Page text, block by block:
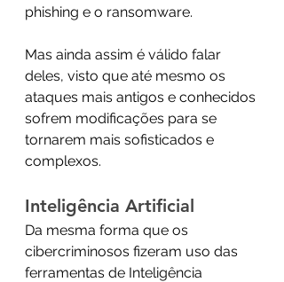
phishing e o ransomware.
Mas ainda assim é válido falar
deles, visto que até mesmo os
ataques mais antigos e conhecidos
sofrem modificações para se
tornarem mais sofisticados e
complexos.
Inteligência Artificial
Da mesma forma que os
cibercriminosos fizeram uso das
ferramentas de Inteligência